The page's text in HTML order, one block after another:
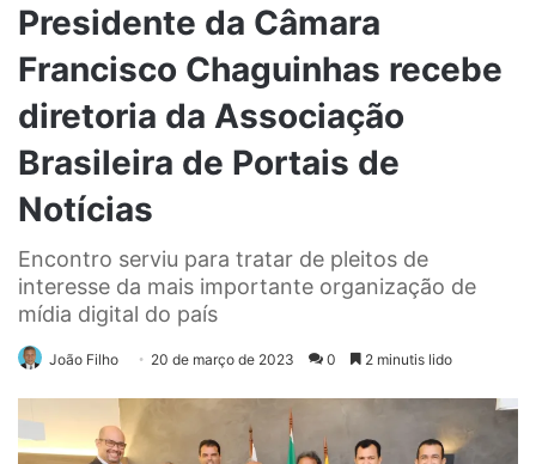
Presidente da Câmara
Francisco Chaguinhas recebe
diretoria da Associação
Brasileira de Portais de
Notícias
Encontro serviu para tratar de pleitos de
interesse da mais importante organização de
mídia digital do país
João Filho 20 de março de 2023 0 2 minutis lido